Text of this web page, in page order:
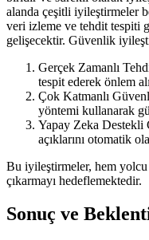
alanda çeşitli iyileştirmeler
veri izleme ve tehdit tespiti
gelişecektir. Güvenlik
Gerçek Zamanlı
tespit ederek önlem
Çok Katmanlı
yöntemi kullanarak
Yapay Zeka
açıklarını otomatik
Bu iyileştirmeler, hem
çıkarmayı hedeflemektedir.
Sonuç ve